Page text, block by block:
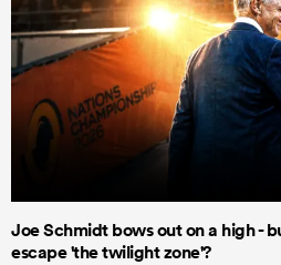
Joe Schmidt bows out on a high -
escape 'the twilight zone'?